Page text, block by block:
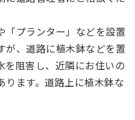
「プランター」などを設置
が、道路に植木鉢などを置
を阻害し、近隣にお住いの
ります。道路上に植木鉢な